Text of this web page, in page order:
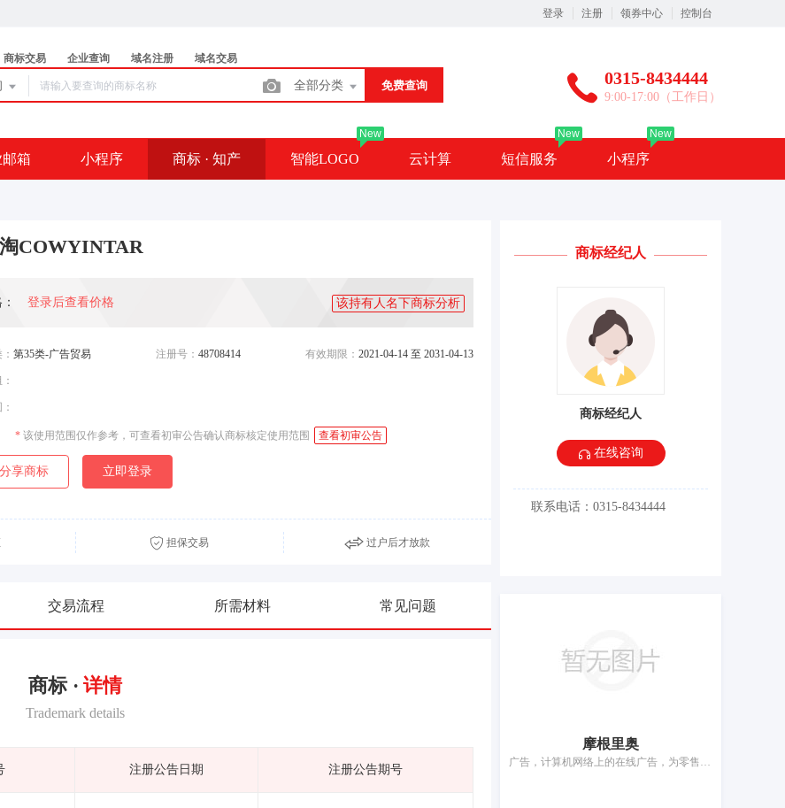
登录 注册 领券中心 控制台
商标交易 企业查询 域名注册 域名交易
全部分类 免费查询 0315-8434444
9:00-17:00（工作日）
箱 小程序 商标 · 知产 智能LOGO
New
云计算 短信服务
New
小程序
New
COWYINTAR
登录后查看价格 该持有人名下商标分析
第35类-广告贸易 注册号： 48708414 有效期限： 2021-04-14 至 2031-04-13
* 该使用范围仅作参考，可查看初审公告确认商标核定使用范围 查看初审公告
分享商标
立即登录
担保交易 过户后才放款
交易流程 所需材料 常见问题
商标 · 详情
Trademark details
注册公告日期 注册公告期号
商标经纪人
商标经纪人
在线咨询
联系电话：0315-8434444
摩根里奥
广告，计算机网络上的在线广告，为零售目的在通信媒体上展示商品，商业中介服务，进出口代理，替他人推销，职业介绍，为推销优化搜索引擎，会计，药品零售或批发服务